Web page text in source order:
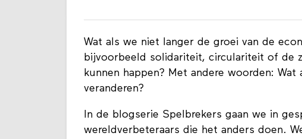
​​Wat als we niet langer de groei van de
bijvoorbeeld solidariteit, circulariteit of de
kunnen happen? Met andere woorden:
veranderen?
In de blogserie Spelbrekers gaan we in
wereldverbeteraars die het anders doen.